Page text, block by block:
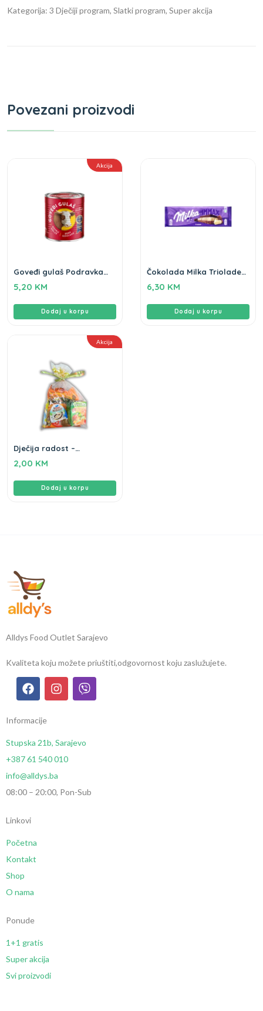
Kategorija: 3 Dječiji program, Slatki program, Super akcija
Povezani proizvodi
Akcija
Goveđi gulaš Podravka
5,20 KM
Dodaj u korpu
Čokolada Milka Triolade
6,30 KM
Dodaj u korpu
Akcija
Dječija radost –
2,00 KM
Dodaj u korpu
Alldys Food Outlet Sarajevo
Kvaliteta koju možete priuštiti,odgovornost koju zaslužujete.
Informacije
Stupska 21b, Sarajevo
+387 61 540 010
info@alldys.ba
08:00 – 20:00, Pon-Sub
Linkovi
Početna
Kontakt
Shop
O nama
Ponude
1+1 gratis
Super akcija
Svi proizvodi